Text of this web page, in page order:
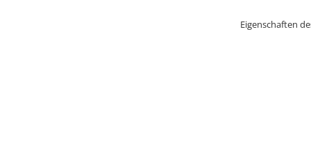
Eigenschaften